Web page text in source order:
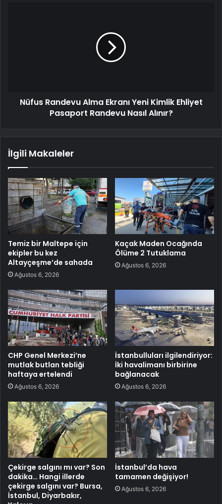
Nüfus Randevu Alma Ekranı Yeni Kimlik Ehliyet
Pasaport Randevu Nasıl Alınır?
İlgili Makaleler
Temiz bir Maltepe için
ekipler bu kez
Altayçeşme’de sahada
Ağustos 6, 2026
Kaçak Maden Ocağında
Ölüme 2 Tutuklama
Ağustos 6, 2026
CHP Genel Merkezi’ne
mutlak butlan tebliği
haftaya ertelendi
Ağustos 6, 2026
İstanbulluları ilgilendiriyor:
İki havalimanı birbirine
bağlanacak
Ağustos 6, 2026
Çekirge salgını mı var? Son
dakika… Hangi illerde
çekirge salgını var? Bursa,
İstanbul, Diyarbakır,
İstanbul’da hava
tamamen değişiyor!
Ağustos 6, 2026